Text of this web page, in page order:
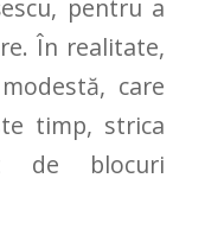
pentru a
În realitate,
care
timp, strica
de blocuri